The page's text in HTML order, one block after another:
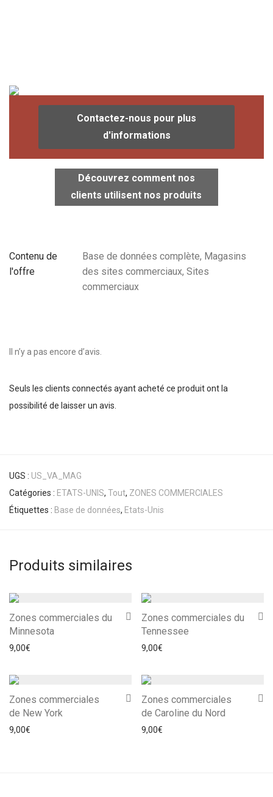
Contactez-nous pour plus
d'informations
Découvrez comment nos
clients utilisent nos produits
Contenu de
l'offre
Base de données complète, Magasins
des sites commerciaux, Sites
commerciaux
Il n’y a pas encore d’avis.
Seuls les clients connectés ayant acheté ce produit ont la
possibilité de laisser un avis.
UGS : US_VA_MAG
Catégories : ETATS-UNIS, Tout, ZONES COMMERCIALES
Étiquettes : Base de données, Etats-Unis
Produits similaires
Zones commerciales du
Minnesota
9,00€
Zones commerciales du
Tennessee
9,00€
Zones commerciales
de New York
9,00€
Zones commerciales
de Caroline du Nord
9,00€